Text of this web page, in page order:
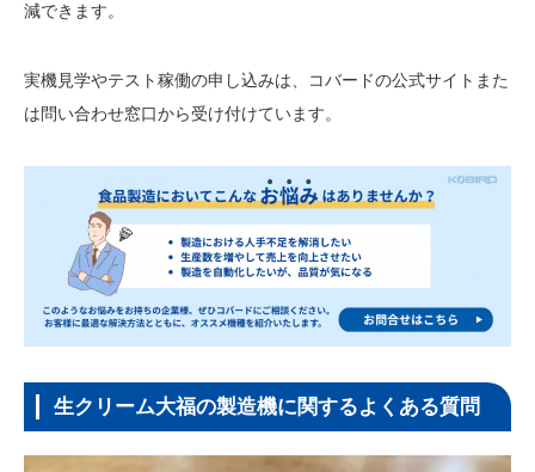
減できます。
実機見学やテスト稼働の申し込みは、コバードの公式サイトまた
は問い合わせ窓口から受け付けています。
生クリーム大福の製造機に関するよくある質問